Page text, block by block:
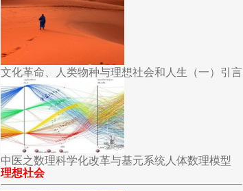
文化革命、人类物种与理想社会和人生（一）引言
中医之数理科学化改革与基元系统人体数理模型
理想社会